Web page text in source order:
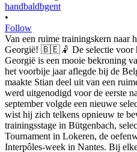
handbaldbgent
•
Follow
Van een ruime trainingskern naar
Georgië! 🇧🇪🤾 De selectie voor
Georgië is een mooie bekroning
het voorbije jaar aflegde bij de
maakte Stian deel uit van een
werd uitgenodigd voor de eerste
september volgde een nieuwe
wist hij zich telkens opnieuw te
trainingsstage in Bütgenbach,
Tournament in Lokeren, de
Interpôles-week in Nantes. Bij